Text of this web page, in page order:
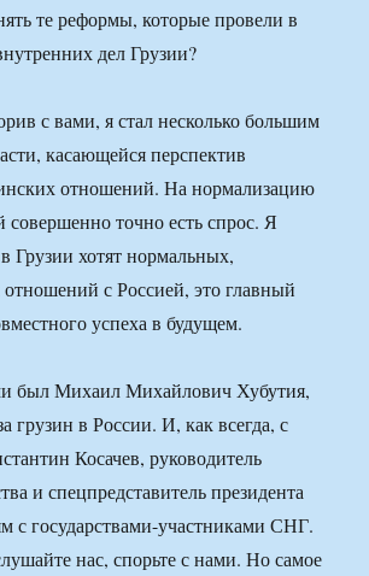
те реформы, которые провели в
дел Грузии?
с вами, я стал несколько большим
касающейся перспектив
отношений. На нормализацию
точно есть спрос. Я
Грузии хотят нормальных,
с Россией, это главный
успеха в будущем.
был Михаил Михайлович Хубутия,
грузин в России. И, как всегда, с
Косачев, руководитель
и спецпредставитель президента
с государствами-участниками СНГ.
нас, спорьте с нами. Но самое